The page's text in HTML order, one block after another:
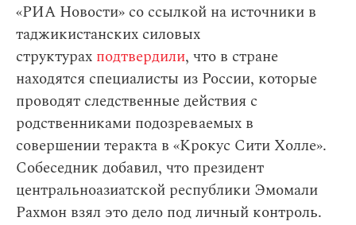
«РИА Новости» со ссылкой на источники в
таджикистанских силовых
структурах подтвердили, что в стране
находятся специалисты из России, которые
проводят следственные действия с
родственниками подозреваемых в
совершении теракта в «Крокус Сити Холле».
Собеседник добавил, что президент
центральноазиатской республики Эмомали
Рахмон взял это дело под личный контроль.